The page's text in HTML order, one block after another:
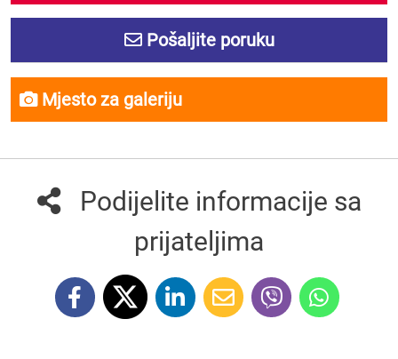
Pošaljite poruku
Mjesto za galeriju
Podijelite informacije sa
prijateljima